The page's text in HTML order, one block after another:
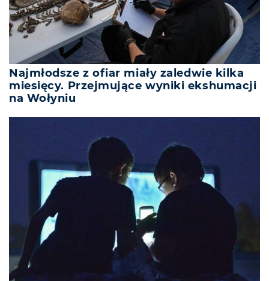
Najmłodsze z ofiar miały zaledwie kilka
miesięcy. Przejmujące wyniki ekshumacji
na Wołyniu